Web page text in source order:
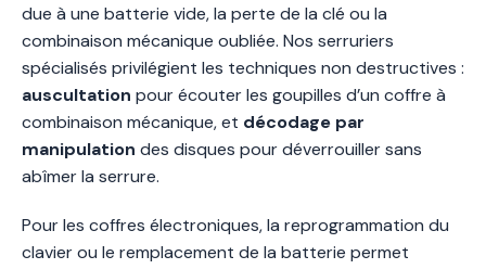
due à une batterie vide, la perte de la clé ou la
combinaison mécanique oubliée. Nos serruriers
spécialisés privilégient les techniques non destructives :
auscultation pour écouter les goupilles d’un coffre à
combinaison mécanique, et décodage par
manipulation des disques pour déverrouiller sans
abîmer la serrure.
Pour les coffres électroniques, la reprogrammation du
clavier ou le remplacement de la batterie permet